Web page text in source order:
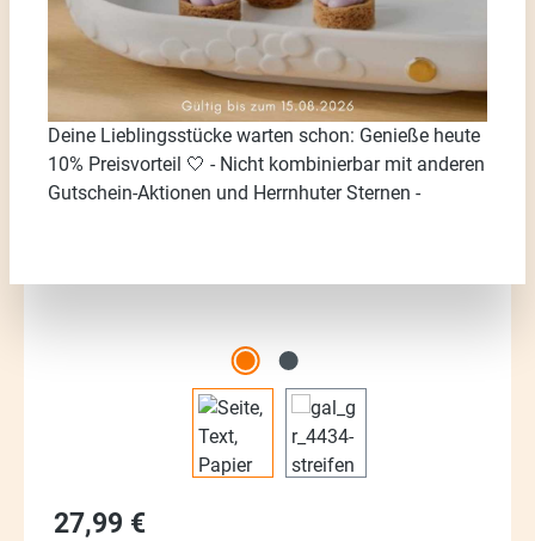
Bildergalerie überspringen
Regulärer Preis:
27,99 €
Deine Lieblingsstücke warten schon: Genieße heute
10% Preisvorteil 🤍 - Nicht kombinierbar mit anderen
Gutschein-Aktionen und Herrnhuter Sternen -